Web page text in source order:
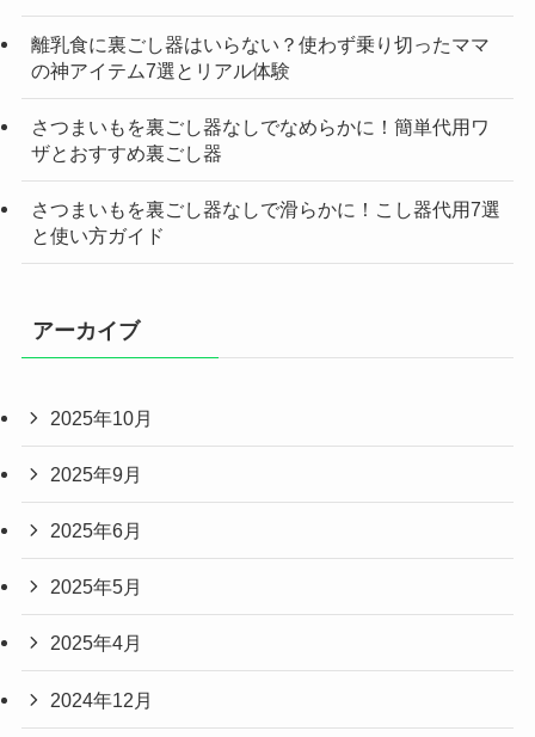
離乳食に裏ごし器はいらない？使わず乗り切ったママ
の神アイテム7選とリアル体験
さつまいもを裏ごし器なしでなめらかに！簡単代用ワ
ザとおすすめ裏ごし器
さつまいもを裏ごし器なしで滑らかに！こし器代用7選
と使い方ガイド
アーカイブ
2025年10月
2025年9月
2025年6月
2025年5月
2025年4月
2024年12月